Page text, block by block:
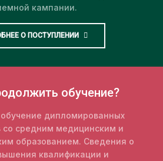
кампании.
О ПОСТУПЛЕНИИ
обучение?
дипломированных
со средним медицинским и
образованием. Сведения о
квалификации и